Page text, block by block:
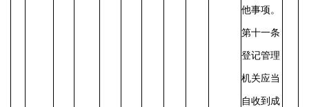
他事项。
第十一条
登记管理
机关应当
自收到成